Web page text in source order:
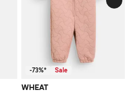
-73%* Sale
WHEAT